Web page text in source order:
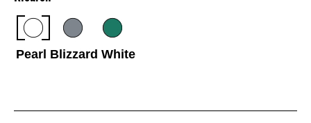
Pearl Blizzard White